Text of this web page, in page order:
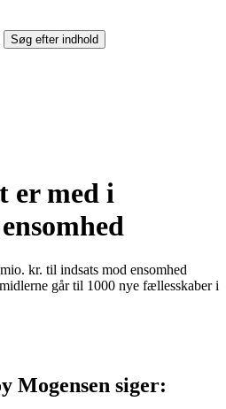
er med i
kr. til indsats mod ensomhed
går til 1000 nye fællesskaber i
Mogensen siger: